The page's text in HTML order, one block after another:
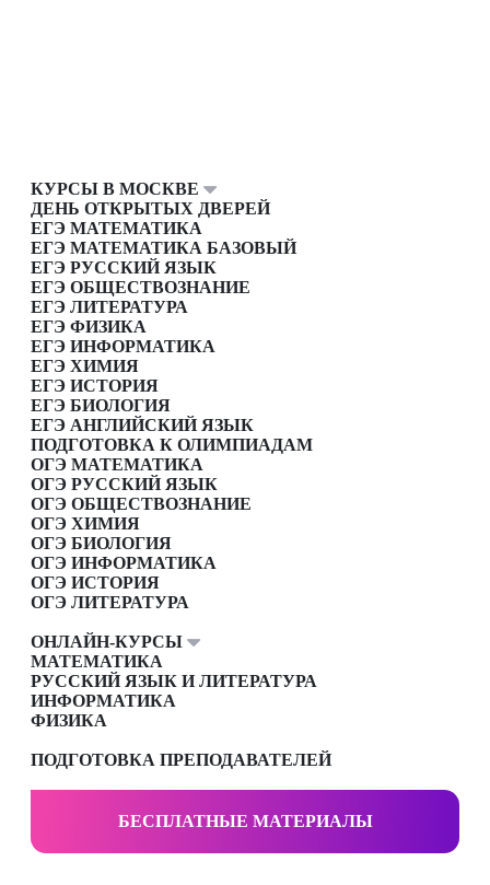
КУРСЫ В МОСКВЕ
ДЕНЬ ОТКРЫТЫХ ДВЕРЕЙ
ЕГЭ МАТЕМАТИКА
ЕГЭ МАТЕМАТИКА БАЗОВЫЙ
ЕГЭ РУССКИЙ ЯЗЫК
ЕГЭ ОБЩЕСТВОЗНАНИЕ
ЕГЭ ЛИТЕРАТУРА
ЕГЭ ФИЗИКА
ЕГЭ ИНФОРМАТИКА
ЕГЭ ХИМИЯ
ЕГЭ ИСТОРИЯ
ЕГЭ БИОЛОГИЯ
ЕГЭ АНГЛИЙСКИЙ ЯЗЫК
ПОДГОТОВКА К ОЛИМПИАДАМ
ОГЭ МАТЕМАТИКА
ОГЭ РУССКИЙ ЯЗЫК
ОГЭ ОБЩЕСТВОЗНАНИЕ
ОГЭ ХИМИЯ
ОГЭ БИОЛОГИЯ
ОГЭ ИНФОРМАТИКА
ОГЭ ИСТОРИЯ
ОГЭ ЛИТЕРАТУРА
ОНЛАЙН-КУРСЫ
МАТЕМАТИКА
РУССКИЙ ЯЗЫК И ЛИТЕРАТУРА
ИНФОРМАТИКА
ФИЗИКА
ПОДГОТОВКА ПРЕПОДАВАТЕЛЕЙ
БЕСПЛАТНЫЕ МАТЕРИАЛЫ